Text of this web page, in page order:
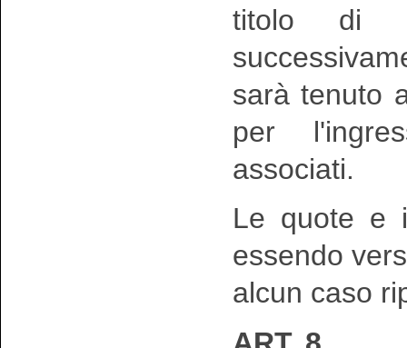
titolo di
sarà tenuto
per
associati.
Le quote e
essendo
alcun caso